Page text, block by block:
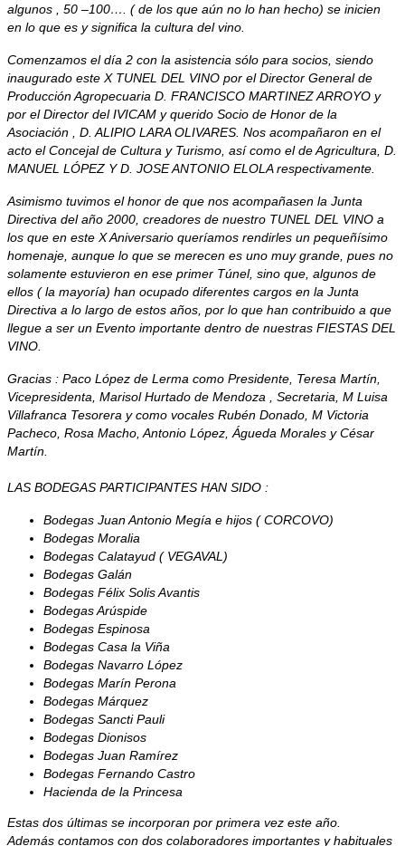
algunos , 50 –100…. ( de los que aún no lo han hecho) se inicien
en lo que es y significa la cultura del vino.
Comenzamos el día 2 con la asistencia sólo para socios, siendo
inaugurado este X TUNEL DEL VINO por el Director General de
Producción Agropecuaria D. FRANCISCO MARTINEZ ARROYO y
por el Director del IVICAM y querido Socio de Honor de la
Asociación , D. ALIPIO LARA OLIVARES. Nos acompañaron en el
acto el Concejal de Cultura y Turismo, así como el de Agricultura, D.
MANUEL LÓPEZ Y D. JOSE ANTONIO ELOLA respectivamente.
Asimismo tuvimos el honor de que nos acompañasen la Junta
Directiva del año 2000, creadores de nuestro TUNEL DEL VINO a
los que en este X Aniversario queríamos rendirles un pequeñísimo
homenaje, aunque lo que se merecen es uno muy grande, pues no
solamente estuvieron en ese primer Túnel, sino que, algunos de
ellos ( la mayoría) han ocupado diferentes cargos en la Junta
Directiva a lo largo de estos años, por lo que han contribuido a que
llegue a ser un Evento importante dentro de nuestras FIESTAS DEL
VINO.
Gracias : Paco López de Lerma como Presidente, Teresa Martín,
Vicepresidenta, Marisol Hurtado de Mendoza , Secretaria, M Luisa
Villafranca Tesorera y como vocales Rubén Donado, M Victoria
Pacheco, Rosa Macho, Antonio López, Águeda Morales y César
Martín.
LAS BODEGAS PARTICIPANTES HAN SIDO :
Bodegas Juan Antonio Megía e hijos ( CORCOVO)
Bodegas Moralia
Bodegas Calatayud ( VEGAVAL)
Bodegas Galán
Bodegas Félix Solis Avantis
Bodegas Arúspide
Bodegas Espinosa
Bodegas Casa la Viña
Bodegas Navarro López
Bodegas Marín Perona
Bodegas Márquez
Bodegas Sancti Pauli
Bodegas Dionisos
Bodegas Juan Ramírez
Bodegas Fernando Castro
Hacienda de la Princesa
Estas dos últimas se incorporan por primera vez este año.
Además contamos con dos colaboradores importantes y habituales